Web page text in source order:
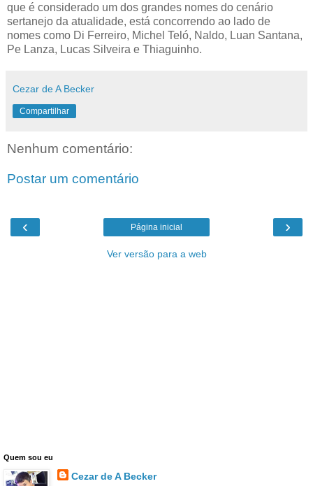
que é considerado um dos grandes nomes do cenário
sertanejo da atualidade, está concorrendo ao lado de
nomes como Di Ferreiro, Michel Teló, Naldo, Luan Santana,
Pe Lanza, Lucas Silveira e Thiaguinho.
Cezar de A Becker
Compartilhar
Nenhum comentário:
Postar um comentário
‹ ›
Página inicial
Ver versão para a web
Quem sou eu
Cezar de A Becker